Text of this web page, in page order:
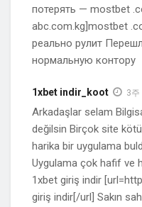
потерять — mostbet
abc.com.kg]mostbet
реально рулит
нормальную контору
1xbet indir_koot 3주
Arkadaşlar selam
değilsin Birçok site
harika bir uygulama
Uygulama çok hafif ve
1xbet giriş indir
giriş indir[/url] Sakın